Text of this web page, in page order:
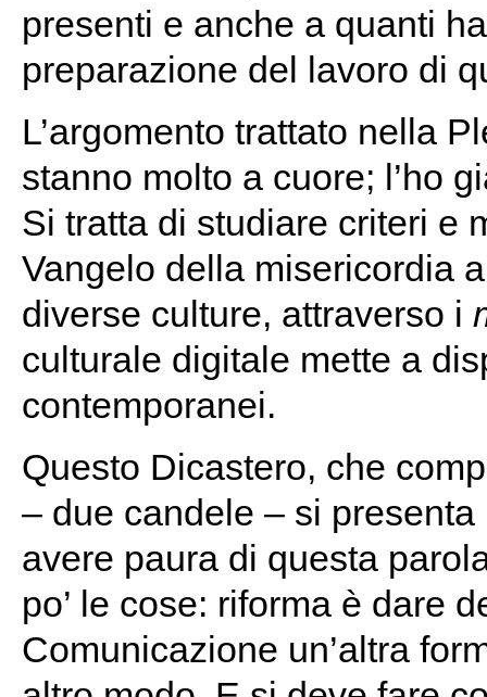
presenti e anche a quanti
preparazione del lavoro di
L’argomento trattato nella
stanno molto a cuore; l’ho
Si tratta di studiare criteri e
Vangelo della misericordia
diverse culture, attraverso i
culturale digitale mette a
contemporanei.
Questo Dicastero, che
– due candele – si
avere paura di questa
po’ le cose: riforma è dare
Comunicazione un’altra